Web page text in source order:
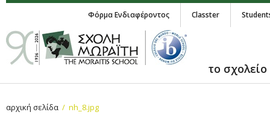
Φόρμα Ενδιαφέροντος Classter
το σχολείο
αρχική σελίδα nh_8.jpg